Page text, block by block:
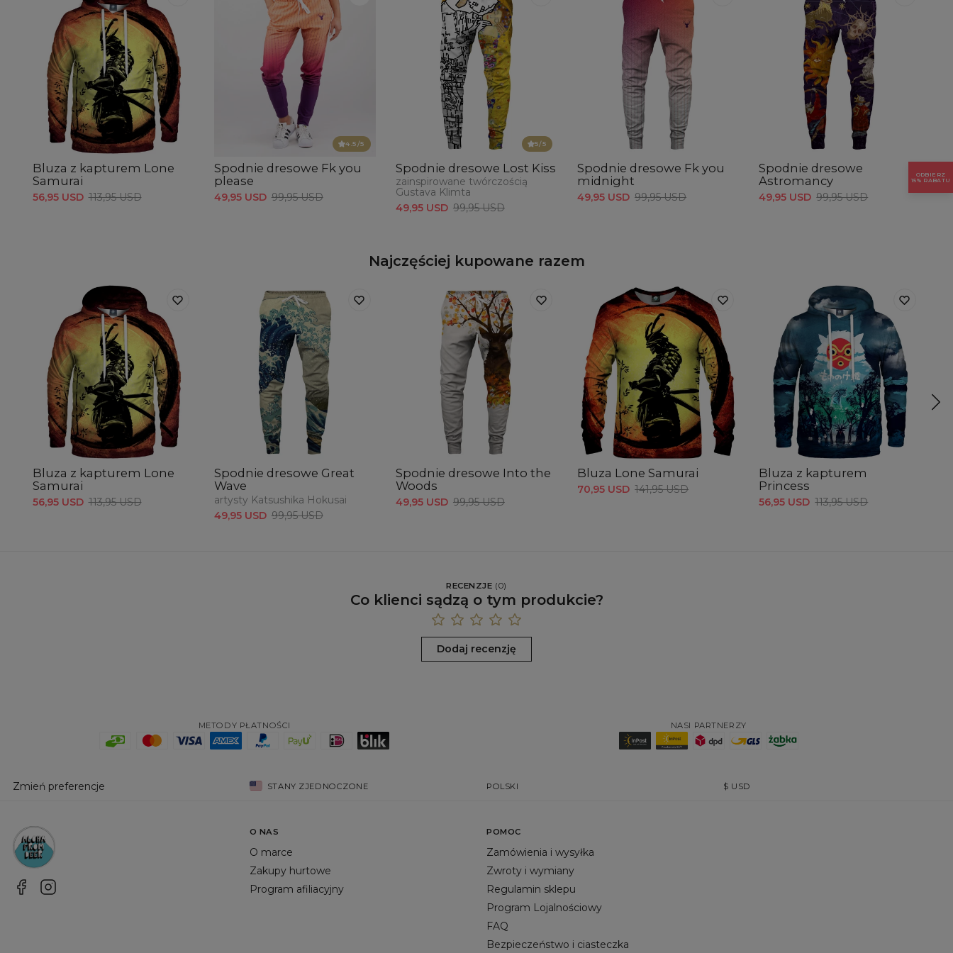
Mierzone na płasko
CM
S L
A - Długość nogawki
102 106
B - Szerokość w pasie
38 42
Bluza z kapturem Lone
Samurai
56,95 USD 113,95 USD
4.5/5
Spodnie dresowe Fk you
please
49,95 USD 99,95 USD
5/5
Spodnie dresowe Lost Kiss
zainspirowane twórczością
Gustava Klimta
49,95 USD 99,95 USD
Spodnie dresowe Fk you
midnight
49,95 USD 99,95 USD
Spodnie dresowe
Astromancy
49,95 USD 99,95 USD
Najczęściej kupowane razem
Bluza z kapturem Lone
Samurai
56,95 USD 113,95 USD
Spodnie dresowe Great
Wave
artysty Katsushika Hokusai
49,95 USD 99,95 USD
Spodnie dresowe Into the
Woods
49,95 USD 99,95 USD
Bluza Lone Samurai
70,95 USD 141,95 USD
Bluza z kapturem
Princess
56,95 USD 113,95 USD
RECENZJE (0)
Co klienci sądzą o tym produkcie?
Dodaj recenzję
METODY PŁATNOŚCI NASI PARTNERZY
Zmień preferencje STANY ZJEDNOCZONE POLSKI $ USD
O NAS
O marce
Zakupy hurtowe
Program afiliacyjny
POMOC
Zamówienia i wysyłka
Zwroty i wymiany
Regulamin sklepu
Program Lojalnościowy
FAQ
Bezpieczeństwo i ciasteczka
ODBIERZ
15% RABATU